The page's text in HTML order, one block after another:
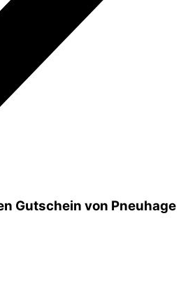
Gutschein von Pneuhage